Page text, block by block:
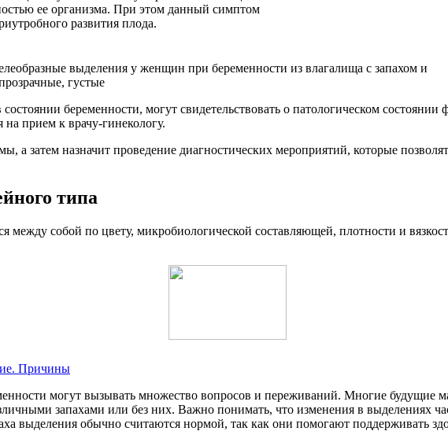
ее организма. При этом данный симптом
развития плода.
беременности, могут свидетельствовать о патологическом
прием к врачу-гинекологу.
а затем назначит проведение диагностических мероприятий, которые
типа
между собой по цвету, микробиологической составляющей, плотности и
Причины
могут вызывать множество вопросов и переживаний. Многие будущие
запахами или без них. Важно понимать, что изменения в выделениях
выделения обычно считаются нормой, так как они помогают поддерживать